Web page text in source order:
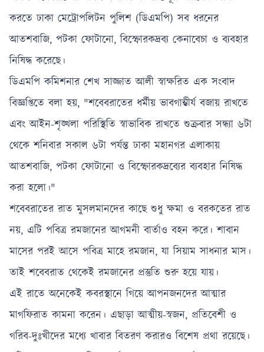
করতে ঢাকা মেট্রোপলিটন পুলিশ (ডিএমপি) সব ধরনের
আতশবাজি, পটকা ফোটানো, বিস্ফোরকদ্রব্য কেনাবেচা ও ব্যবহার
নিষিদ্ধ করেছে।
ডিএমপি কমিশনার শেখ সাজ্জাত আলী স্বাক্ষরিত এক সংবাদ
বিজ্ঞপ্তিতে বলা হয়, "শবেবরাতের ধর্মীয় ভাবগাম্ভীর্য বজায় রাখতে
এবং আইন-শৃঙ্খলা পরিস্থিতি স্বাভাবিক রাখতে শুক্রবার সন্ধ্যা ৬টা
থেকে শনিবার সকাল ৬টা পর্যন্ত ঢাকা মহানগর এলাকায়
আতশবাজি, পটকা ফোটানো ও বিস্ফোরকদ্রব্যের ব্যবহার নিষিদ্ধ
করা হলো।"
শবেবরাতের রাত মুসলমানদের কাছে শুধু ক্ষমা ও বরকতের রাত
নয়, এটি পবিত্র রমজানের আগমনী বার্তাও বহন করে। শাবান
মাসের পরই আসে পবিত্র মাহে রমজান, যা সিয়াম সাধনার মাস।
তাই শবেবরাত থেকেই রমজানের প্রস্তুতি শুরু হয়ে যায়।
এই রাতে অনেকেই কবরস্থানে গিয়ে আপনজনদের আত্মার
মাগফিরাত কামনা করেন। এছাড়া আত্মীয়-স্বজন, প্রতিবেশী ও
গরিব-দুঃখীদের মধ্যে খাবার বিতরণ করারও বিশেষ প্রথা রয়েছে।